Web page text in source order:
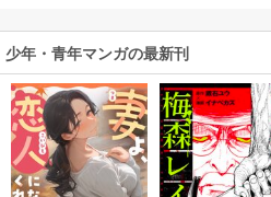
ミック） 1巻
少年・青年マンガの最新刊